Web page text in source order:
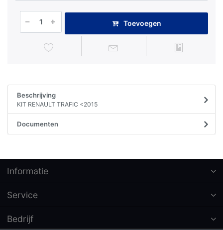
Toevoegen
Beschrijving
KIT RENAULT TRAFIC <2015
Documenten
Informatie
Service
Bedrijf